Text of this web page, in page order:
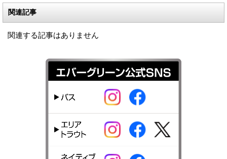
関連記事
関連する記事はありません